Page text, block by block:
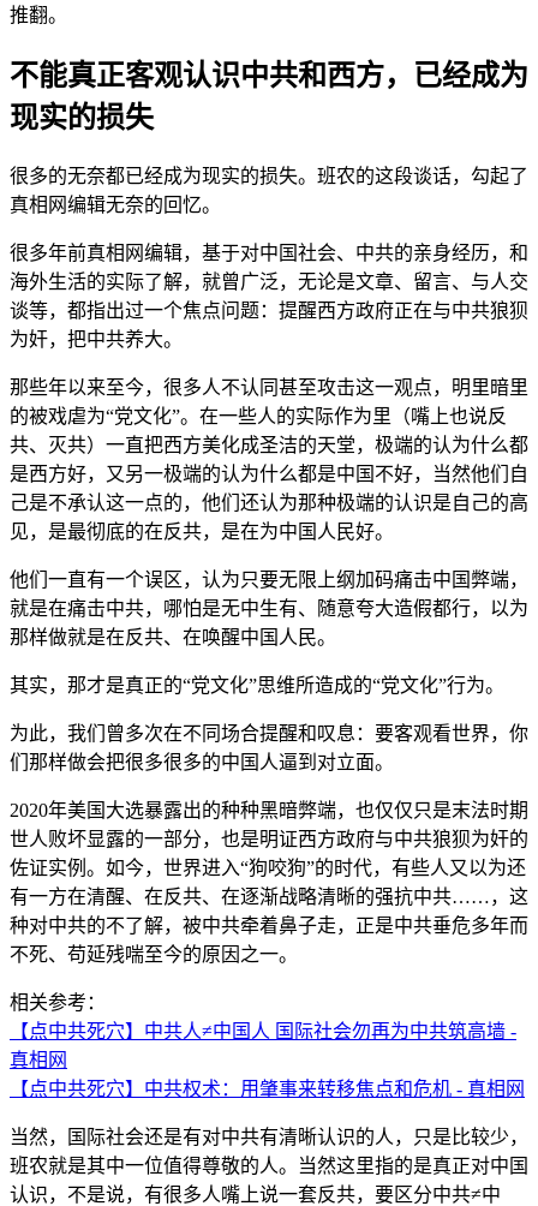
推翻。
不能真正客观认识中共和西方，已经成为
现实的损失
很多的无奈都已经成为现实的损失。班农的这段谈话，勾起了
真相网编辑无奈的回忆。
很多年前真相网编辑，基于对中国社会、中共的亲身经历，和
海外生活的实际了解，就曾广泛，无论是文章、留言、与人交
谈等，都指出过一个焦点问题：提醒西方政府正在与中共狼狈
为奸，把中共养大。
那些年以来至今，很多人不认同甚至攻击这一观点，明里暗里
的被戏虐为“党文化”。在一些人的实际作为里（嘴上也说反
共、灭共）一直把西方美化成圣洁的天堂，极端的认为什么都
是西方好，又另一极端的认为什么都是中国不好，当然他们自
己是不承认这一点的，他们还认为那种极端的认识是自己的高
见，是最彻底的在反共，是在为中国人民好。
他们一直有一个误区，认为只要无限上纲加码痛击中国弊端，
就是在痛击中共，哪怕是无中生有、随意夸大造假都行，以为
那样做就是在反共、在唤醒中国人民。
其实，那才是真正的“党文化”思维所造成的“党文化”行为。
为此，我们曾多次在不同场合提醒和叹息：要客观看世界，你
们那样做会把很多很多的中国人逼到对立面。
2020年美国大选暴露出的种种黑暗弊端，也仅仅只是末法时期
世人败坏显露的一部分，也是明证西方政府与中共狼狈为奸的
佐证实例。如今，世界进入“狗咬狗”的时代，有些人又以为还
有一方在清醒、在反共、在逐渐战略清晰的强抗中共……，这
种对中共的不了解，被中共牵着鼻子走，正是中共垂危多年而
不死、苟延残喘至今的原因之一。
相关参考：
【点中共死穴】中共人≠中国人 国际社会勿再为中共筑高墙 -
真相网
【点中共死穴】中共权术：用肇事来转移焦点和危机 - 真相网
当然，国际社会还是有对中共有清晰认识的人，只是比较少，
班农就是其中一位值得尊敬的人。当然这里指的是真正对中国
认识，不是说，有很多人嘴上说一套反共，要区分中共≠中